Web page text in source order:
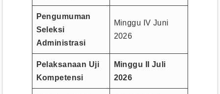
Pengumuman
Seleksi
Administrasi
Minggu IV Juni
2026
Pelaksanaan Uji
Kompetensi
Minggu II Juli
2026